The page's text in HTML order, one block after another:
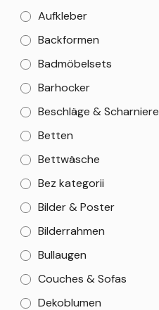
Aufkleber
Backformen
Badmöbelsets
Barhocker
Beschläge & Scharniere
Betten
Bettwäsche
Bez kategorii
Bilder & Poster
Bilderrahmen
Bullaugen
Couches & Sofas
Dekoblumen